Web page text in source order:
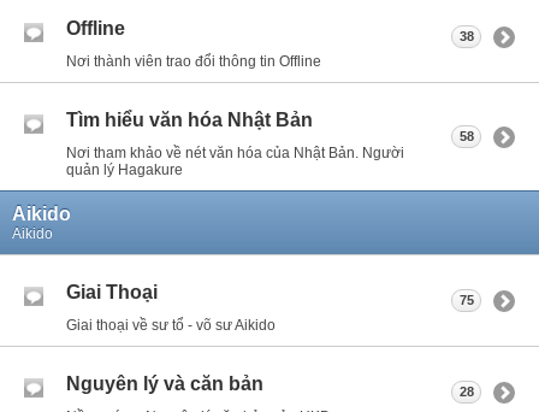
Offline
Nơi thành viên trao đổi thông tin Offline
38
Tìm hiểu văn hóa Nhật Bản
Nơi tham khảo về nét văn hóa của Nhật Bản. Người
quản lý Hagakure
58
Aikido
Aikido
Giai Thoại
Giai thoại về sư tổ - võ sư Aikido
75
Nguyên lý và căn bản 28